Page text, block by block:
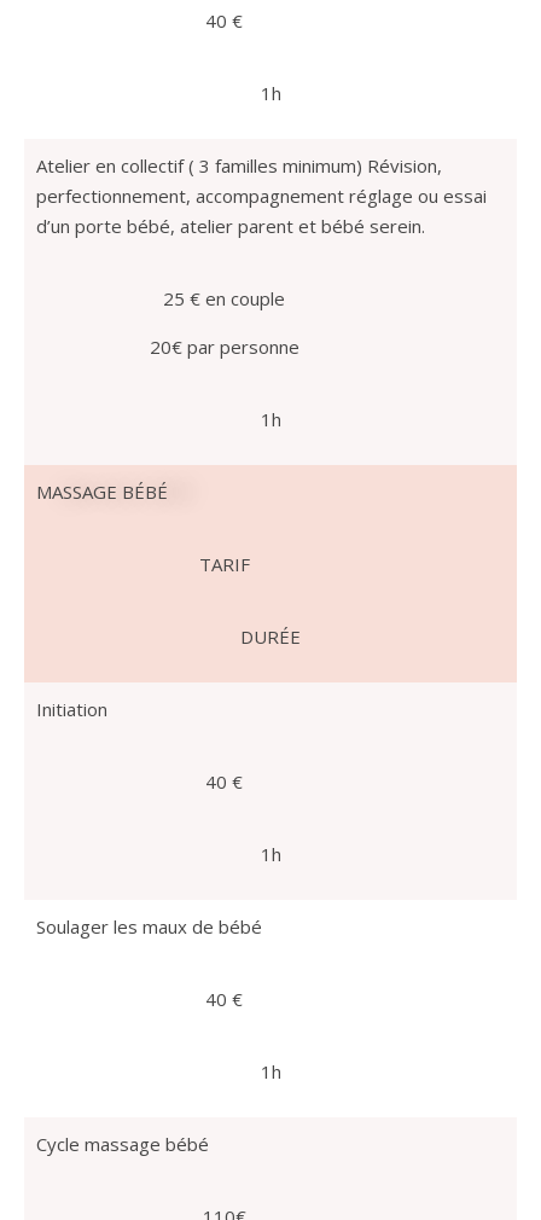
40 €
1h
Atelier en collectif ( 3 familles minimum) Révision,
perfectionnement, accompagnement réglage ou essai
d’un porte bébé, atelier parent et bébé serein.
25 € en couple
20€ par personne
1h
MASSAGE BÉBÉ
TARIF
DURÉE
Initiation
40 €
1h
Soulager les maux de bébé
40 €
1h
Cycle massage bébé